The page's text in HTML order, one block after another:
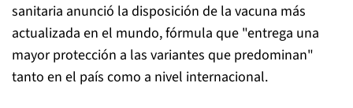
sanitaria anunció la disposición de la vacuna más
actualizada en el mundo, fórmula que "entrega una
mayor protección a las variantes que predominan"
tanto en el país como a nivel internacional.